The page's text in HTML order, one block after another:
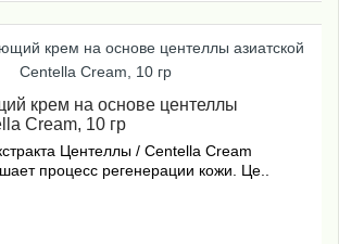
крем на основе центеллы
Cream, 10 гр
Центеллы / Centella Cream
процесс регенерации кожи. Це..